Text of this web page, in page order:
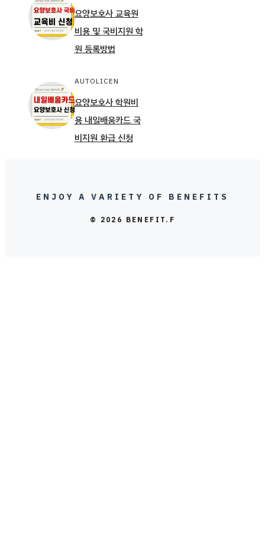
요양보호사 교육원
비용 및 국비지원 학
원 등록방법
AUTOLICEN
요양보호사 학원비
용 내일배움카드 국
비지원 환급 신청
ENJOY A VARIETY OF BENEFITS
© 2026 BENEFIT.F